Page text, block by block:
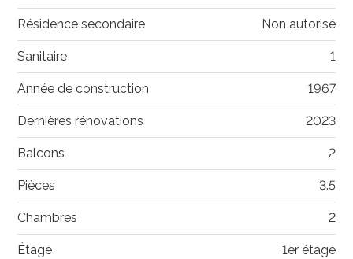
Résidence secondaire Non autorisé
Sanitaire 1
Année de construction 1967
Dernières rénovations 2023
Balcons 2
Pièces 3.5
Chambres 2
Étage 1er étage